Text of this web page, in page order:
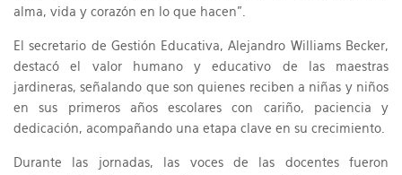
alma, vida y corazón en lo que hacen".
El secretario de Gestión Educativa, Alejandro Williams Becker,
destacó el valor humano y educativo de las maestras
jardineras, señalando que son quienes reciben a niñas y niños
en sus primeros años escolares con cariño, paciencia y
dedicación, acompañando una etapa clave en su crecimiento.
Durante las jornadas, las voces de las docentes fueron